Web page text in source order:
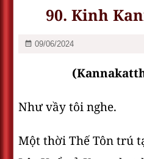
90. Kinh
09/06/2024
Như vầy tôi nghe.
Một thời Thế Tôn trú